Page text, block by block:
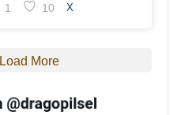
1 10 X
Load More